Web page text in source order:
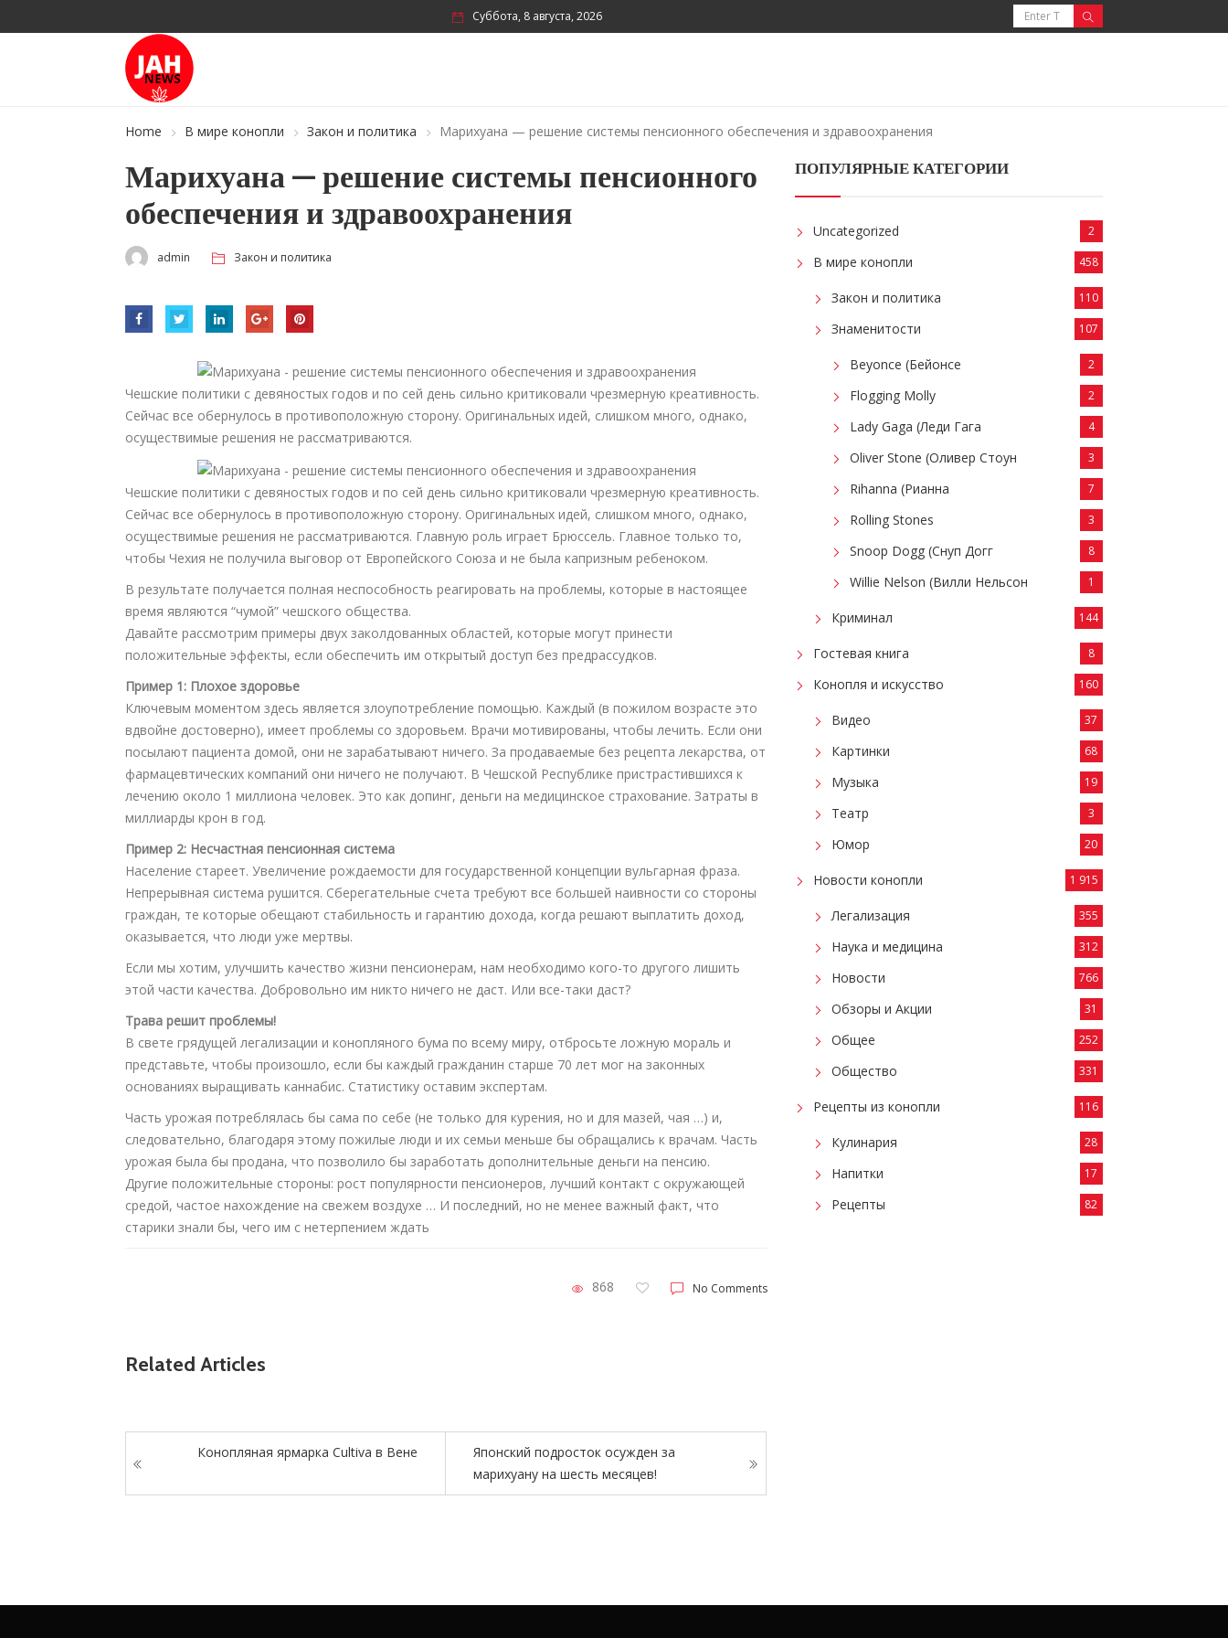
Суббота, 8 августа, 2026
Home В мире конопли Закон и политика Марихуана — решение системы пенсионного обеспечения и здравоохранения
Марихуана — решение системы пенсионного
обеспечения и здравоохранения
admin Закон и политика
Чешские политики с девяностых годов и по сей день сильно критиковали чрезмерную креативность.
Сейчас все обернулось в противоположную сторону. Оригинальных идей, слишком много, однако,
осуществимые решения не рассматриваются.
Чешские политики с девяностых годов и по сей день сильно критиковали чрезмерную креативность.
Сейчас все обернулось в противоположную сторону. Оригинальных идей, слишком много, однако,
осуществимые решения не рассматриваются. Главную роль играет Брюссель. Главное только то,
чтобы Чехия не получила выговор от Европейского Союза и не была капризным ребеноком.
В результате получается полная неспособность реагировать на проблемы, которые в настоящее
время являются “чумой” чешского общества.
Давайте рассмотрим примеры двух заколдованных областей, которые могут принести
положительные эффекты, если обеспечить им открытый доступ без предрассудков.
Пример 1: Плохое здоровье
Ключевым моментом здесь является злоупотребление помощью. Каждый (в пожилом возрасте это
вдвойне достоверно), имеет проблемы со здоровьем. Врачи мотивированы, чтобы лечить. Если они
посылают пациента домой, они не зарабатывают ничего. За продаваемые без рецепта лекарства, от
фармацевтических компаний они ничего не получают. В Чешской Республике пристрастившихся к
лечению около 1 миллиона человек. Это как допинг, деньги на медицинское страхование. Затраты в
миллиарды крон в год.
Пример 2: Несчастная пенсионная система
Население стареет. Увеличение рождаемости для государственной концепции вульгарная фраза.
Непрерывная система рушится. Сберегательные счета требуют все большей наивности со стороны
граждан, те которые обещают стабильность и гарантию дохода, когда решают выплатить доход,
оказывается, что люди уже мертвы.
Если мы хотим, улучшить качество жизни пенсионерам, нам необходимо кого-то другого лишить
этой части качества. Добровольно им никто ничего не даст. Или все-таки даст?
Трава решит проблемы!
В свете грядущей легализации и конопляного бума по всему миру, отбросьте ложную мораль и
представьте, чтобы произошло, если бы каждый гражданин старше 70 лет мог на законных
основаниях выращивать каннабис. Статистику оставим экспертам.
Часть урожая потреблялась бы сама по себе (не только для курения, но и для мазей, чая …) и,
следовательно, благодаря этому пожилые люди и их семьи меньше бы обращались к врачам. Часть
урожая была бы продана, что позволило бы заработать дополнительные деньги на пенсию.
Другие положительные стороны: рост популярности пенсионеров, лучший контакт с окружающей
средой, частое нахождение на свежем воздухе … И последний, но не менее важный факт, что
старики знали бы, чего им с нетерпением ждать
868 No Comments
Related Articles
Конопляная ярмарка Cultiva в Вене
Японский подросток осужден за
марихуану на шесть месяцев!
ПОПУЛЯРНЫЕ КАТЕГОРИИ
Uncategorized 2
В мире конопли 458
Закон и политика 110
Знаменитости 107
Beyonce (Бейонсе 2
Flogging Molly 2
Lady Gaga (Леди Гага 4
Oliver Stone (Оливер Стоун 3
Rihanna (Рианна 7
Rolling Stones 3
Snoop Dogg (Снуп Догг 8
Willie Nelson (Вилли Нельсон 1
Криминал 144
Гостевая книга 8
Конопля и искусство 160
Видео 37
Картинки 68
Музыка 19
Театр 3
Юмор 20
Новости конопли 1 915
Легализация 355
Наука и медицина 312
Новости 766
Обзоры и Акции 31
Общее 252
Общество 331
Рецепты из конопли 116
Кулинария 28
Напитки 17
Рецепты 82